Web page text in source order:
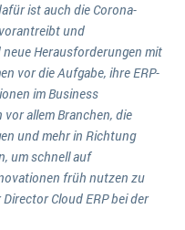
bessere
Zukunft von Unternehmenssoftware?
in Enterprise-KI
ist auch die Corona-
und
Herausforderungen mit
vor die Aufgabe, ihre ERP-
im Business
allem Branchen, die
und mehr in Richtung
um schnell auf
früh nutzen zu
Cloud ERP bei der